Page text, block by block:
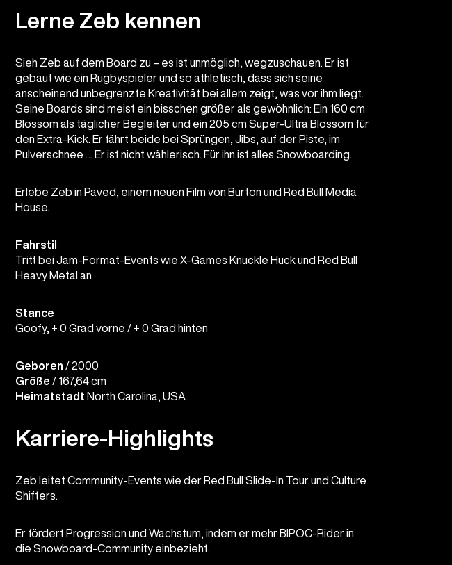
Lerne Zeb kennen
Sieh Zeb auf dem Board zu – es ist unmöglich, wegzuschauen. Er ist
gebaut wie ein Rugbyspieler und so athletisch, dass sich seine
anscheinend unbegrenzte Kreativität bei allem zeigt, was vor ihm liegt.
Seine Boards sind meist ein bisschen größer als gewöhnlich: Ein 160 cm
Blossom als täglicher Begleiter und ein 205 cm Super-Ultra Blossom für
den Extra-Kick. Er fährt beide bei Sprüngen, Jibs, auf der Piste, im
Pulverschnee … Er ist nicht wählerisch. Für ihn ist alles Snowboarding.
Erlebe Zeb in Paved, einem neuen Film von Burton und Red Bull Media
House.
Fahrstil
Tritt bei Jam-Format-Events wie X-Games Knuckle Huck und Red Bull
Heavy Metal an
Stance
Goofy, + 0 Grad vorne / + 0 Grad hinten
Geboren / 2000
Größe / 167,64 cm
Heimatstadt North Carolina, USA
Karriere-Highlights
Zeb leitet Community-Events wie der Red Bull Slide-In Tour und Culture
Shifters.
Er fördert Progression und Wachstum, indem er mehr BIPOC-Rider in
die Snowboard-Community einbezieht.